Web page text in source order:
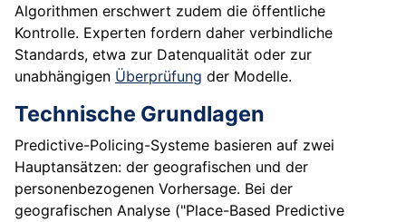
Algorithmen erschwert zudem die öffentliche
Kontrolle. Experten fordern daher verbindliche
Standards, etwa zur Datenqualität oder zur
unabhängigen Überprüfung der Modelle.
Technische Grundlagen
Predictive-Policing-Systeme basieren auf zwei
Hauptansätzen: der geografischen und der
personenbezogenen Vorhersage. Bei der
geografischen Analyse ("Place-Based Predictive